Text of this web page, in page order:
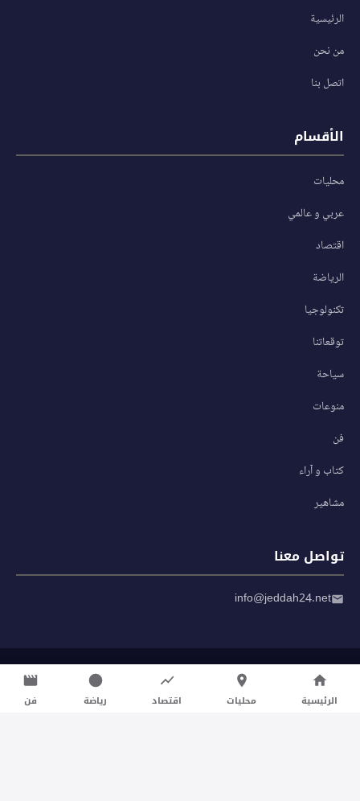
الرئيسية
من نحن
اتصل بنا
الأقسام
محليات
عربي و عالمي
اقتصاد
الرياضة
تكنولوجيا
توقعاتنا
سياحة
منوعات
فن
كتاب و آراء
مشاهير
تواصل معنا
info@jeddah24.net
سياسة الخصوصية
شروط الاستخدام
الرئيسية محليات اقتصاد رياضة فن